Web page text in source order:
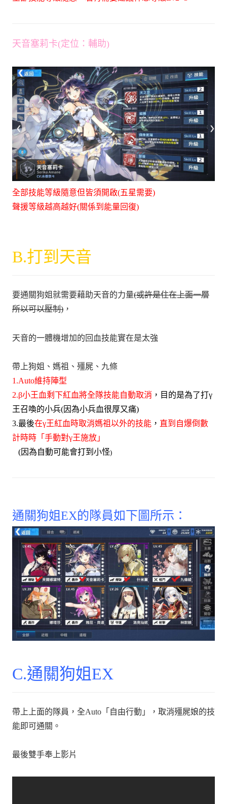
天音塞莉卡(定位：輔助)
全部技能等級隨意但皆須開啟(五星需要)
聲援等級越高越好(關係到能量回復)
B.打到天音
要通關狗姐就需要藉助天音的力量(或許是住在上面一層
所以可以壓制) ，
天音的一體機增加的回血技能實在是太強
帶上狗姐、媽祖、殭屍、九條
1.Auto維持陣型
2.β小王血剩下紅血將全隊技能自動取消 ，目的是為了打γ
王召喚的小兵(因為小兵血很厚又痛)
3.最後在γ王紅血時取消媽祖以外的技能 ， 直到自爆倒數
計時時「手動對γ王施放 」
(因為自動可能會打到小怪)
通關狗姐EX的隊員如下圖所示：
C.通關狗姐EX
帶上上面的隊員，全Auto「自由行動」，取消殭屍娘的技
能即可通關。
最後雙手奉上影片